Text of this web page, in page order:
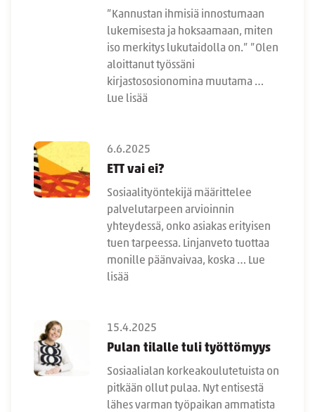
”Kannustan ihmisiä innostumaan
lukemisesta ja hoksaamaan, miten
iso merkitys lukutaidolla on.” ”Olen
aloittanut työssäni
kirjastososionomina muutama …
Lue lisää
6.6.2025
ETT vai ei?
Sosiaalityöntekijä määrittelee
palvelutarpeen arvioinnin
yhteydessä, onko asiakas erityisen
tuen tarpeessa. Linjanveto tuottaa
monille päänvaivaa, koska … Lue
lisää
15.4.2025
Pulan tilalle tuli työttömyys
Sosiaalialan korkeakoulutetuista on
pitkään ollut pulaa. Nyt entisestä
lähes varman työpaikan ammatista